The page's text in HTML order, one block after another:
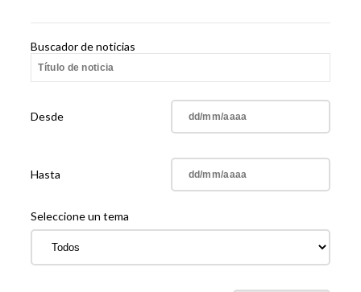
Buscador de noticias
Desde
Hasta
Seleccione un tema